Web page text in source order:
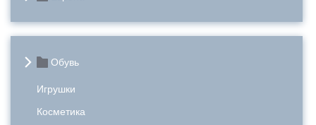
Обувь
Игрушки
Косметика